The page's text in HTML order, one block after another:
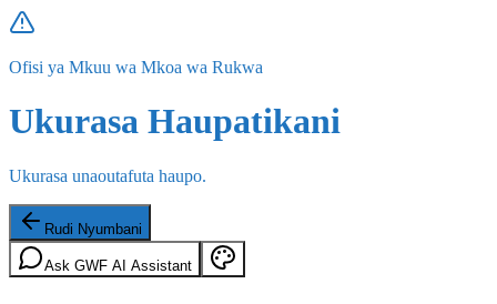
Ofisi ya Mkuu wa Mkoa wa Rukwa
Ukurasa Haupatikani
Ukurasa unaoutafuta haupo.
Rudi Nyumbani
Ask GWF AI Assistant